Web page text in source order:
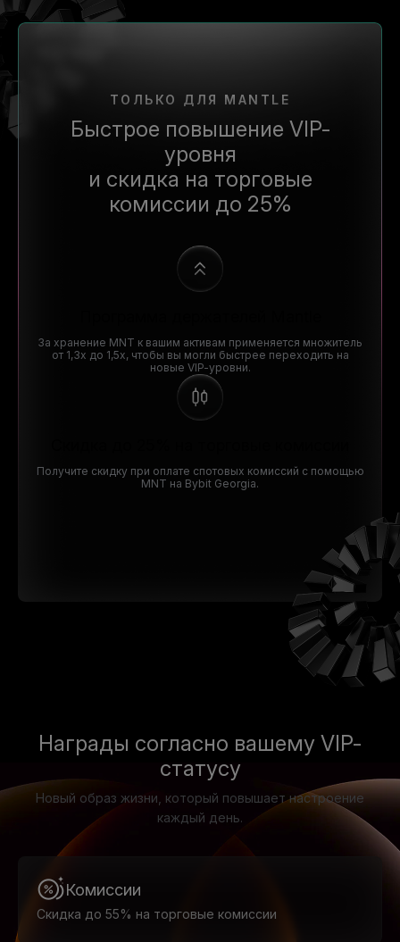
ТОЛЬКО ДЛЯ MANTLE
Быстрое повышение VIP-
уровня
и скидка на торговые
комиссии до 25%
За хранение MNT к вашим активам применяется множитель
от 1,3x до 1,5x, чтобы вы могли быстрее переходить на
новые VIP-уровни.
Получите скидку при оплате спотовых комиссий с помощью
MNT на Bybit Georgia.
Награды согласно вашему VIP-
статусу
Новый образ жизни, который повышает настроение
каждый день.
Комиссии
Скидка до 55% на торговые комиссии